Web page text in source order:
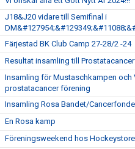
J18&J20 vidare till Semifinal i
Färjestad BK Club Camp 27-28/2 -24
Resultat insamling till
Insamling för Mustaschkampen och
prostatacancer förening
Insamling Rosa Bandet/
En Rosa kamp
Föreningsweekend hos